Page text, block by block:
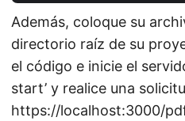
Además, coloque su
directorio raíz de su
el código e inicie el
start’ y realice una
https://localhost:3000/